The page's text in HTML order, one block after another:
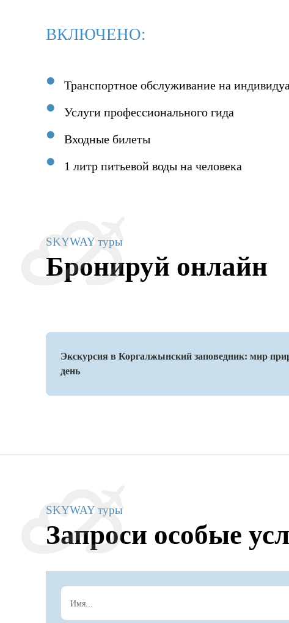
ВКЛЮЧЕНО:
Транспортное обслуживание на
Услуги профессионального гида
Входные билеты
1 литр питьевой воды на человека
SKYWAY туры
Бронируй онлайн
Экскурсия в Коргалжынский заповедник: мир
день
SKYWAY туры
Запроси особые